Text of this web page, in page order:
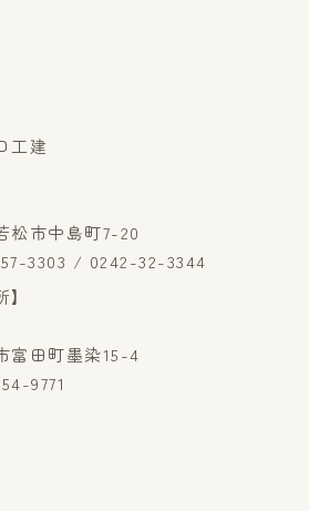
工建
松市中島町7-20
3303 / 0242-32-3344
富田町墨染15-4
9771